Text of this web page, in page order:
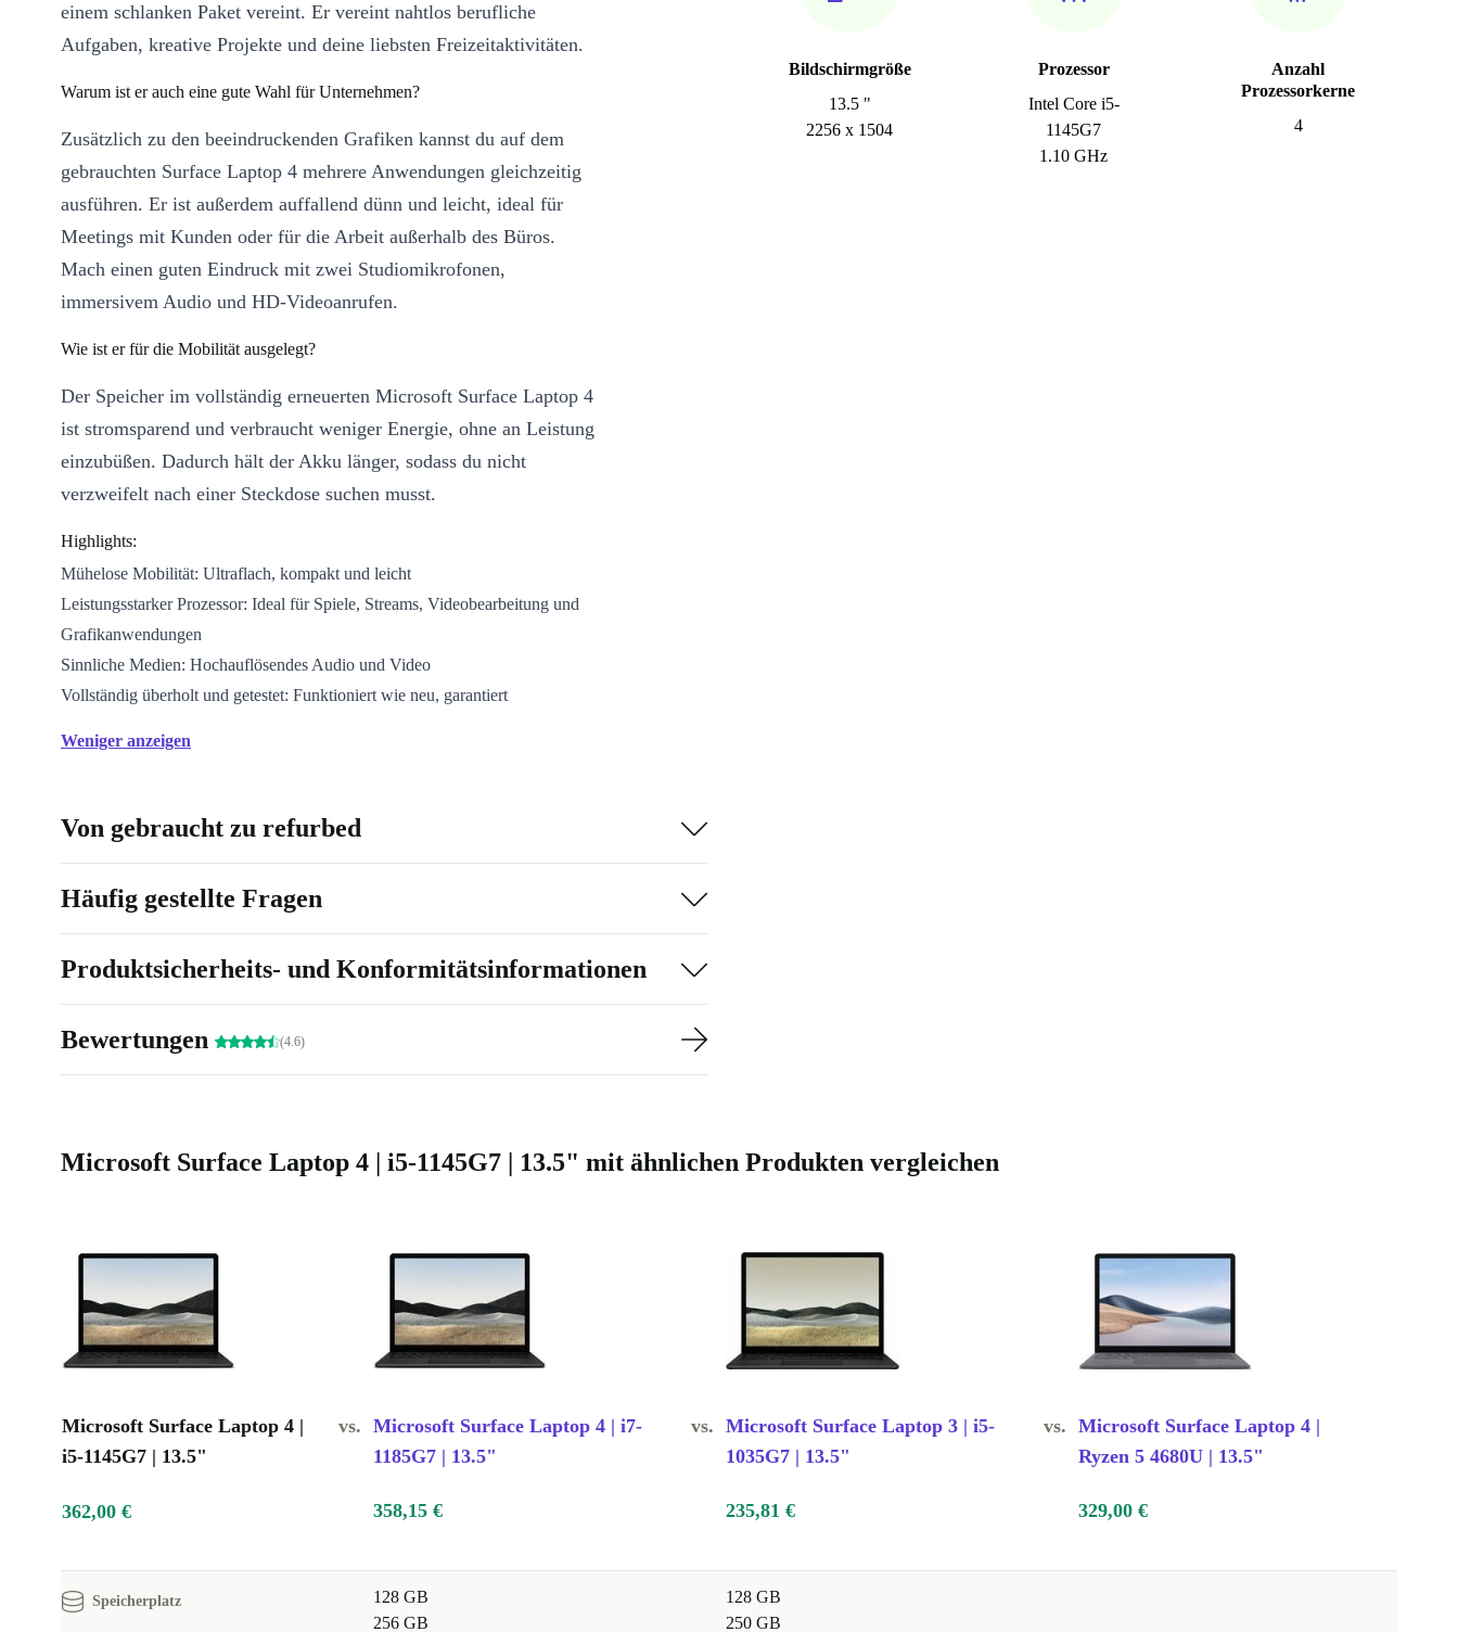
Bildschirmgröße
13.5 "
2256 x 1504
Prozessor
Intel Core i5-
1145G7
1.10 GHz
Anzahl
Prozessorkerne
4
einem schlanken Paket vereint. Er vereint nahtlos berufliche
Aufgaben, kreative Projekte und deine liebsten Freizeitaktivitäten.
Warum ist er auch eine gute Wahl für Unternehmen?
Zusätzlich zu den beeindruckenden Grafiken kannst du auf dem
gebrauchten Surface Laptop 4 mehrere Anwendungen gleichzeitig
ausführen. Er ist außerdem auffallend dünn und leicht, ideal für
Meetings mit Kunden oder für die Arbeit außerhalb des Büros.
Mach einen guten Eindruck mit zwei Studiomikrofonen,
immersivem Audio und HD-Videoanrufen.
Wie ist er für die Mobilität ausgelegt?
Der Speicher im vollständig erneuerten Microsoft Surface Laptop 4
ist stromsparend und verbraucht weniger Energie, ohne an Leistung
einzubüßen. Dadurch hält der Akku länger, sodass du nicht
verzweifelt nach einer Steckdose suchen musst.
Highlights:
Mühelose Mobilität: Ultraflach, kompakt und leicht
Leistungsstarker Prozessor: Ideal für Spiele, Streams, Videobearbeitung und
Grafikanwendungen
Sinnliche Medien: Hochauflösendes Audio und Video
Vollständig überholt und getestet: Funktioniert wie neu, garantiert
Weniger anzeigen
Von gebraucht zu refurbed
Häufig gestellte Fragen
Produktsicherheits- und Konformitätsinformationen
Bewertungen (4.6)
Microsoft Surface Laptop 4 | i5-1145G7 | 13.5" mit ähnlichen Produkten vergleichen
Microsoft Surface Laptop 4 |
i5-1145G7 | 13.5"
vs. Microsoft Surface Laptop 4 | i7-
1185G7 | 13.5"
vs. Microsoft Surface Laptop 3 | i5-
1035G7 | 13.5"
vs. Microsoft Surface Laptop 4 |
Ryzen 5 4680U | 13.5"
362,00 € 358,15 € 235,81 € 329,00 €
Speicherplatz
128 GB
256 GB
128 GB
250 GB